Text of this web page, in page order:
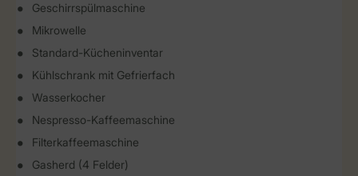
Geschirrspülmaschine
Mikrowelle
Standard-Kücheninventar
Kühlschrank mit Gefrierfach
Wasserkocher
Nespresso-Kaffeemaschine
Filterkaffeemaschine
Gasherd (4 Felder)